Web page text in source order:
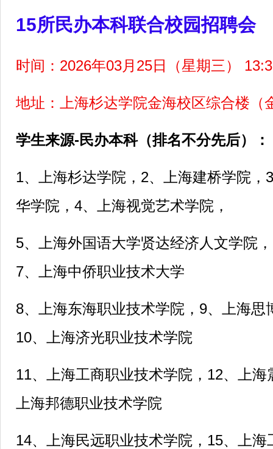
15所民办本科联合校园招聘会
时间：2026年03月25日（星期三）
地址：上海杉达学院金海校区综合楼（
学生来源-民办本科（排名不分先后）：
1、
上海杉达学院，2、上海建桥学院
华学院，4、上海视觉艺术学院，
5、上海外国语大学贤达经济人文学院
7、上海中侨职业技术大学
8、上海东海职业技术学院，9、上海思
10、上海济光职业技术学院
11、上海工商职业技术学院，12、上
上海邦德职业技术学院
14、上海民远职业技术学院，15、上